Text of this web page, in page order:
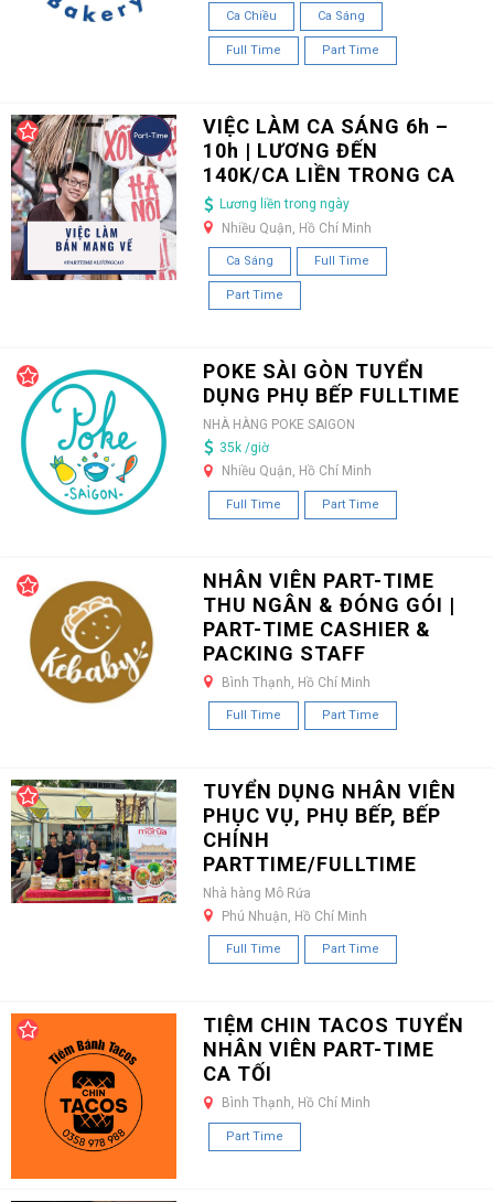
Ca Chiều Ca Sáng
Full Time Part Time
VIỆC LÀM CA SÁNG 6h –
10h | LƯƠNG ĐẾN
140K/CA LIỀN TRONG CA
Lương liền trong ngày
Nhiều Quận, Hồ Chí Minh
Ca Sáng Full Time
Part Time
POKE SÀI GÒN TUYỂN
DỤNG PHỤ BẾP FULLTIME
NHÀ HÀNG POKE SAIGON
35k /giờ
Nhiều Quận, Hồ Chí Minh
Full Time Part Time
NHÂN VIÊN PART-TIME
THU NGÂN & ĐÓNG GÓI |
PART-TIME CASHIER &
PACKING STAFF
Bình Thạnh, Hồ Chí Minh
Full Time Part Time
TUYỂN DỤNG NHÂN VIÊN
PHỤC VỤ, PHỤ BẾP, BẾP
CHÍNH
PARTTIME/FULLTIME
Nhà hàng Mô Rứa
Phú Nhuận, Hồ Chí Minh
Full Time Part Time
TIỆM CHIN TACOS TUYỂN
NHÂN VIÊN PART-TIME
CA TỐI
Bình Thạnh, Hồ Chí Minh
Part Time